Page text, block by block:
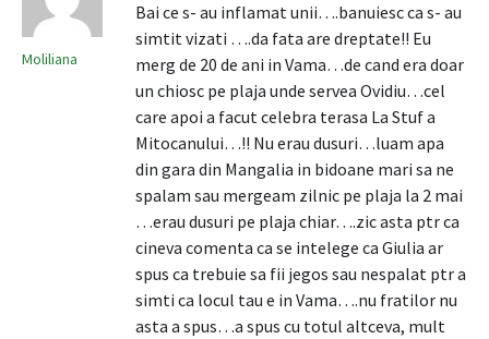
Moliliana
Bai ce s- au inflamat unii….banuiesc ca s- au
simtit vizati ….da fata are dreptate!! Eu
merg de 20 de ani in Vama…de cand era doar
un chiosc pe plaja unde servea Ovidiu…cel
care apoi a facut celebra terasa La Stuf a
Mitocanului…!! Nu erau dusuri…luam apa
din gara din Mangalia in bidoane mari sa ne
spalam sau mergeam zilnic pe plaja la 2 mai
…erau dusuri pe plaja chiar….zic asta ptr ca
cineva comenta ca se intelege ca Giulia ar
spus ca trebuie sa fii jegos sau nespalat ptr a
simti ca locul tau e in Vama….nu fratilor nu
asta a spus…a spus cu totul altceva, mult